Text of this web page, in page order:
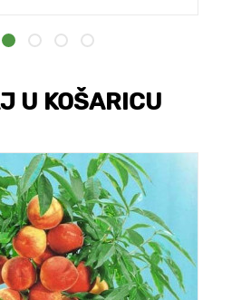
U KOŠARICU